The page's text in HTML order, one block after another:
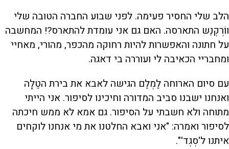
הלב שלי החסיר פעימה. לפני שבוע החברה הטובה שלי
ווֹרְקְנֶש התארסה. האם גם אני עומדת להתארס?! המחשבה
על חתונה והאפשרות להיות רחוקה מהכפר, מהורי, מאחיי
ומחבריי הכאיבה לי ועוררה בי דאגה.
עם סיום הארוחה לַמְלַם הגישה לאבא את בירת הטַלָה
ואנחנו ישבנו סביב המדורה וחיכינו לסיפור. אני הייתי
מתוחה ולא חשבתי על הסיפור. גם אמא לא ממש חיכתה
לסיפור ואמרה: "אני ואבא החלטנו את מי אנחנו לוקחים
איתנו ל'סְגְד'".